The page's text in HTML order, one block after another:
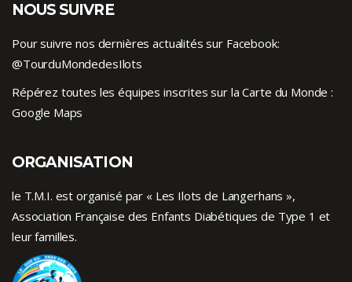
NOUS SUIVRE
Pour suivre nos dernières actualités sur Facebook:
@TourduMondedesIlots
Répérez toutes les équipes inscrites sur la Carte du Monde :
Google Maps
ORGANISATION
le T.M.I. est organisé par « Les Ilots de Langerhans »,
Association Française des Enfants Diabétiques de Type 1 et
leur familles.